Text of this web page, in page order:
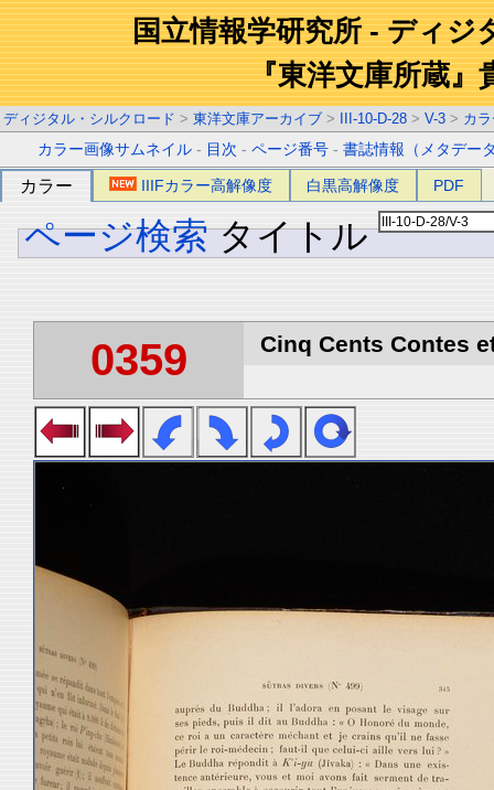
国立情報学研究所 - ディジ
『東洋文庫所蔵』
ディジタル・シルクロード > 東洋文庫アーカイブ > III-10-D-28 > V-3 > カ
カラー画像サムネイル - 目次 -ページ番号 -書誌情報（メタデー
カラー IIIFカラー高解像度 白黒高解像度 PDF
ページ検索 タイトル
0359 Cinq Cents Contes